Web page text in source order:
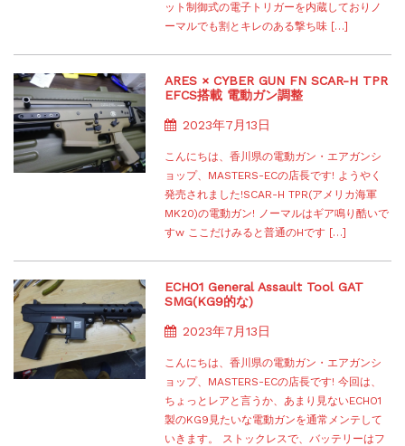
ット制御式の電子トリガーを内蔵しておりノ
ーマルでも割とキレのある撃ち味 […]
ARES × CYBER GUN FN SCAR-H TPR
EFCS搭載 電動ガン調整
2023年7月13日
こんにちは、香川県の電動ガン・エアガンシ
ョップ、MASTERS-ECの店長です! ようやく
発売されました!SCAR-H TPR(アメリカ海軍
MK20)の電動ガン! ノーマルはギア鳴り酷いで
すw ここだけみると普通のHです […]
ECHO1 General Assault Tool GAT
SMG(KG9的な)
2023年7月13日
こんにちは、香川県の電動ガン・エアガンシ
ョップ、MASTERS-ECの店長です! 今回は、
ちょっとレアと言うか、あまり見ないECHO1
製のKG9見たいな電動ガンを通常メンテして
いきます。 ストックレスで、バッテリーはフ